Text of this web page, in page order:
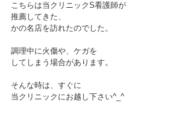
こちらは当クリニックS看護師が
推薦してきた、
かの名店を訪れたのでした。
調理中に火傷や、ケガを
してしまう場合があります。
そんな時は、すぐに
当クリニックにお越し下さい^_^